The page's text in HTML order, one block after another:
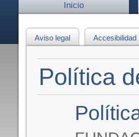
Inicio
Aviso legal Accesibilidad
Política